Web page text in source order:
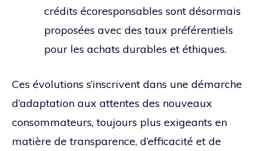
crédits écoresponsables sont désormais
proposées avec des taux préférentiels
pour les achats durables et éthiques.
Ces évolutions s’inscrivent dans une démarche
d’adaptation aux attentes des nouveaux
consommateurs, toujours plus exigeants en
matière de transparence, d’efficacité et de